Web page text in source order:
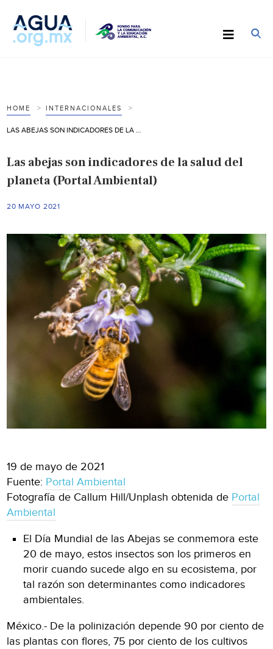
HOME INTERNACIONALES
Las abejas son indicadores de la salud del
planeta (Portal Ambiental)
20 MAYO 2021
19 de mayo de 2021
Fuente: Portal Ambiental
Fotografía de Callum Hill/Unplash obtenida de Portal
Ambiental
El Día Mundial de las Abejas se conmemora este
20 de mayo, estos insectos son los primeros en
morir cuando sucede algo en su ecosistema, por
tal razón son determinantes como indicadores
ambientales.
México.- De la polinización depende 90 por ciento de
las plantas con flores, 75 por ciento de los cultivos